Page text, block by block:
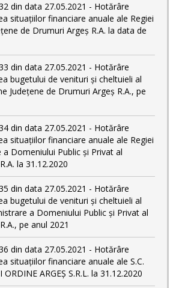
din data 27.05.2021 - Hotărâre
situațiilor financiare anuale ale Regiei
de Drumuri Argeș R.A. la data de
din data 27.05.2021 - Hotărâre
bugetului de venituri și cheltuieli al
Județene de Drumuri Argeș R.A., pe
din data 27.05.2021 - Hotărâre
situațiilor financiare anuale ale Regiei
Domeniului Public și Privat al
la 31.12.2020
din data 27.05.2021 - Hotărâre
bugetului de venituri și cheltuieli al
a Domeniului Public și Privat al
pe anul 2021
din data 27.05.2021 - Hotărâre
situațiilor financiare anuale ale S.C.
ORDINE ARGEȘ S.R.L. la 31.12.2020